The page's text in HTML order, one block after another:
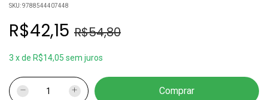
SKU:9788544407448
R$42,15 R$54,80
3 xde R$14,05 sem juros